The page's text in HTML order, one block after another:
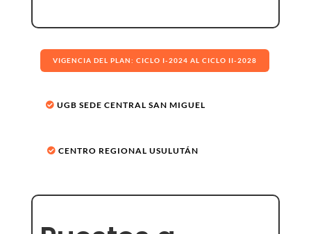
VIGENCIA DEL PLAN: CICLO I-2024 AL CICLO II-2028
UGB SEDE CENTRAL SAN MIGUEL
CENTRO REGIONAL USULUTÁN